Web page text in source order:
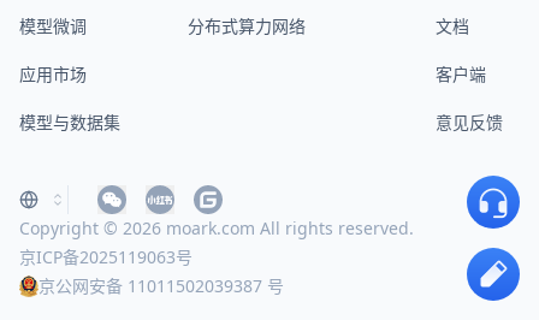
模型微调
应用市场
模型与数据集
分布式算力网络 文档
客户端
意见反馈
Copyright © 2026 moark.com All rights reserved.
京ICP备2025119063号
京公网安备 11011502039387 号